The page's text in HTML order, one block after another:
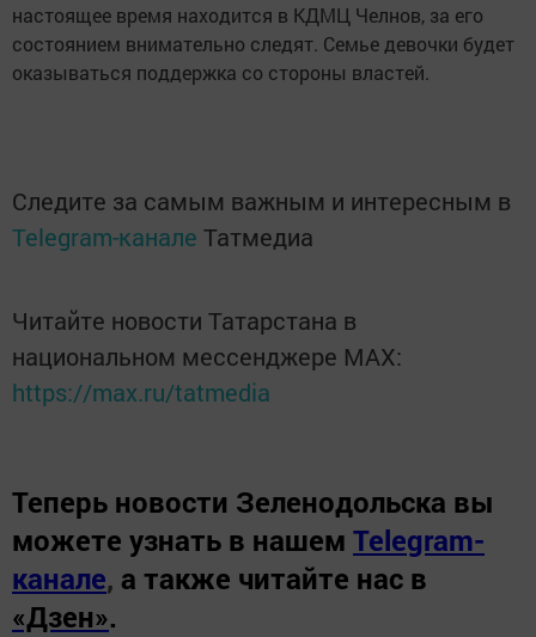
настоящее время находится в КДМЦ Челнов, за его
состоянием внимательно следят. Семье девочки будет
оказываться поддержка со стороны властей.
Следите за самым важным и интересным в
Telegram-канале Татмедиа
Читайте новости Татарстана в
национальном мессенджере MАХ:
https://max.ru/tatmedia
Теперь новости Зеленодольска вы
можете узнать в нашем Telegram-
канале, а также читайте нас в
«Дзен».